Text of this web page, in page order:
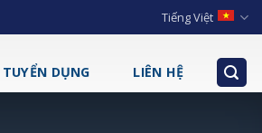
Tiếng Việt
TUYỂN DỤNG LIÊN HỆ